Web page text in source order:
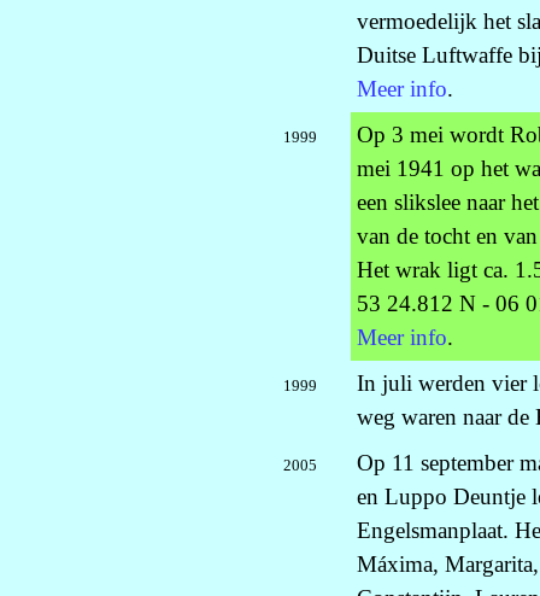
vermoedelijk het
Duitse Luftwaffe
Meer info.
1999
Op 3 mei wordt
mei 1941 op het
een slikslee naar
van de tocht en
Het wrak ligt ca.
53 24.812 N - 06
Meer info.
1999
In juli werden vier
weg waren naar de
2005
Op 11 september
en Luppo Deuntje
Engelsmanplaat.
Máxima,